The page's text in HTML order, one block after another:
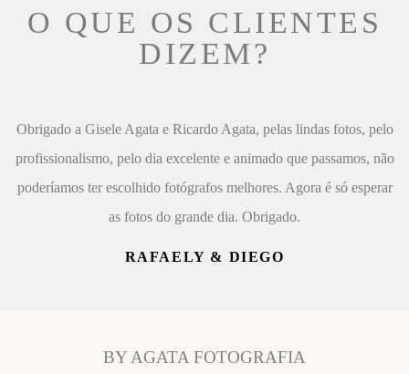
O QUE OS CLIENTES
DIZEM?
Obrigado a Gisele Agata e Ricardo Agata, pelas lindas fotos, pelo
profissionalismo, pelo dia excelente e animado que passamos, não
poderíamos ter escolhido fotógrafos melhores. Agora é só esperar
as fotos do grande dia. Obrigado.
RAFAELY & DIEGO
BY AGATA FOTOGRAFIA